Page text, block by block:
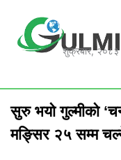
content
शुक्रबार,
सुरु भयो गुल्मीको
मङ्सिर २५ सम्म